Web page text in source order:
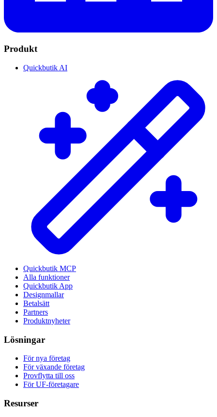
Produkt
Quickbutik AI
Quickbutik MCP
Alla funktioner
Quickbutik App
Designmallar
Betalsätt
Partners
Produktnyheter
Lösningar
För nya företag
För växande företag
Provflytta till oss
För UF-företagare
Resurser